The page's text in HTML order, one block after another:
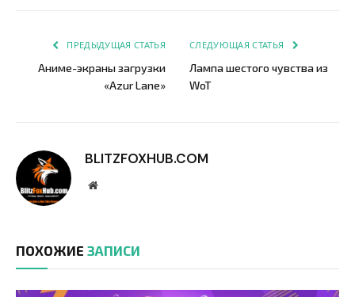
ПРЕДЫДУЩАЯ СТАТЬЯ
Аниме-экраны загрузки
«Azur Lane»
СЛЕДУЮЩАЯ СТАТЬЯ
Лампа шестого чувства из
WoT
BLITZFOXHUB.COM
Website
ПОХОЖИЕ ЗАПИСИ